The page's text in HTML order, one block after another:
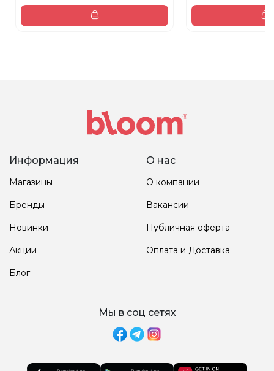
Информация
Магазины
Бренды
Новинки
Акции
Блог
О нас
О компании
Вакансии
Публичная оферта
Оплата и Доставка
Мы в соц сетях